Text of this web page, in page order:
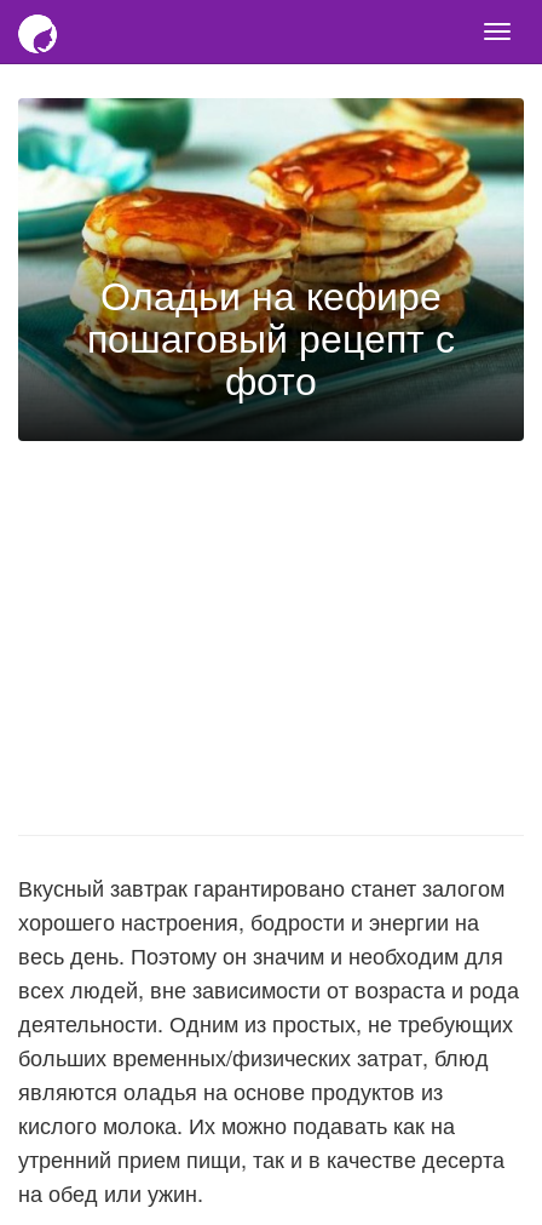
Оладьи на кефире
пошаговый рецепт с
фото
Вкусный завтрак гарантировано станет залогом
хорошего настроения, бодрости и энергии на
весь день. Поэтому он значим и необходим для
всех людей, вне зависимости от возраста и рода
деятельности. Одним из простых, не требующих
больших временных/физических затрат, блюд
являются оладья на основе продуктов из
кислого молока. Их можно подавать как на
утренний прием пищи, так и в качестве десерта
на обед или ужин.